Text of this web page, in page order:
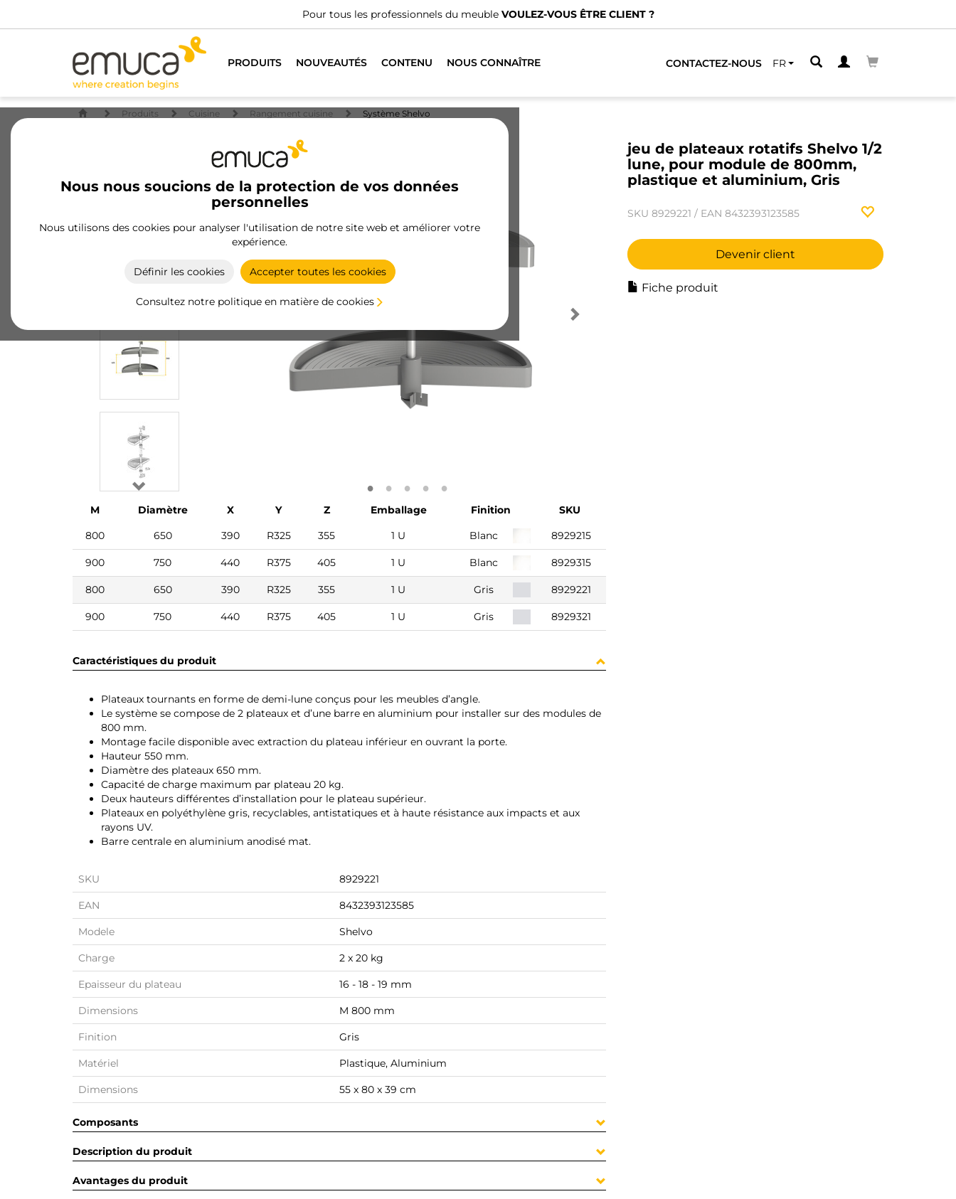
Pour tous les professionnels du meuble VOULEZ-VOUS ÊTRE CLIENT ?
PRODUITS NOUVEAUTÉS CONTENU NOUS CONNAÎTRE CONTACTEZ-NOUS FR
Nous nous soucions de la protection de vos données
personnelles
Nous utilisons des cookies pour analyser l'utilisation de notre site web et améliorer votre
expérience.
Définir les cookies Accepter toutes les cookies
Consultez notre politique en matière de cookies
Produits Cuisine Rangement cuisine Système Shelvo
jeu de plateaux rotatifs Shelvo 1/2
lune, pour module de 800mm,
plastique et aluminium, Gris
SKU 8929221 / EAN 8432393123585
Devenir client
Fiche produit
M Diamètre X Y Z Emballage Finition
SKU
800
650 390 R325 355 1 U Blanc 8929215
900 750 440 R375 405 1 U Blanc 8929315
800 650 390 R325 355 1 U Gris 8929221
900 750 440 R375 405 1 U Gris 8929321
Caractéristiques du produit
Plateaux tournants en forme de demi-lune conçus pour les meubles d’angle.
Le système se compose de 2 plateaux et d’une barre en aluminium pour installer sur des modules de
800 mm.
Montage facile disponible avec extraction du plateau inférieur en ouvrant la porte.
Hauteur 550 mm.
Diamètre des plateaux 650 mm.
Capacité de charge maximum par plateau 20 kg.
Deux hauteurs différentes d’installation pour le plateau supérieur.
Plateaux en polyéthylène gris, recyclables, antistatiques et à haute résistance aux impacts et aux
rayons UV.
Barre centrale en aluminium anodisé mat.
SKU 8929221
EAN 8432393123585
Modele Shelvo
Charge 2 x 20 kg
Epaisseur du plateau 16 - 18 - 19 mm
Dimensions M 800 mm
Finition Gris
Matériel Plastique, Aluminium
Dimensions 55 x 80 x 39 cm
Composants
Description du produit
Avantages du produit